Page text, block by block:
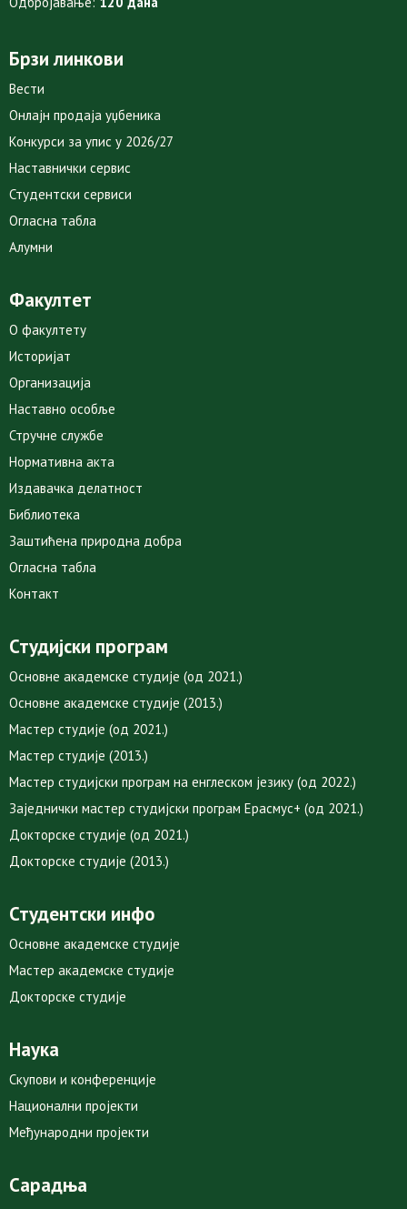
Брзи линкови
Вести
Онлајн продаја уџбеника
Конкурси за упис у 2026/27
Наставнички сервис
Студентски сервиси
Огласна табла
Алумни
Факултет
О факултету
Историјат
Организација
Наставно особље
Стручне службе
Нормативна акта
Издавачка делатност
Библиотека
Заштићена природна добра
Огласна табла
Контакт
Студијски програм
Основне академске студије (од 2021.)
Основне академске студије (2013.)
Мастер студије (од 2021.)
Мастер студије (2013.)
Мастер студијски програм на енглеском језику (од 2022.)
Заједнички мастер студијски програм Ерасмус+ (од 2021.)
Докторске студије (од 2021.)
Докторске студије (2013.)
Студентски инфо
Основне академске студије
Мастер академске студије
Докторске студије
Наука
Скупови и конференције
Национални пројекти
Међународни пројекти
Сарадња